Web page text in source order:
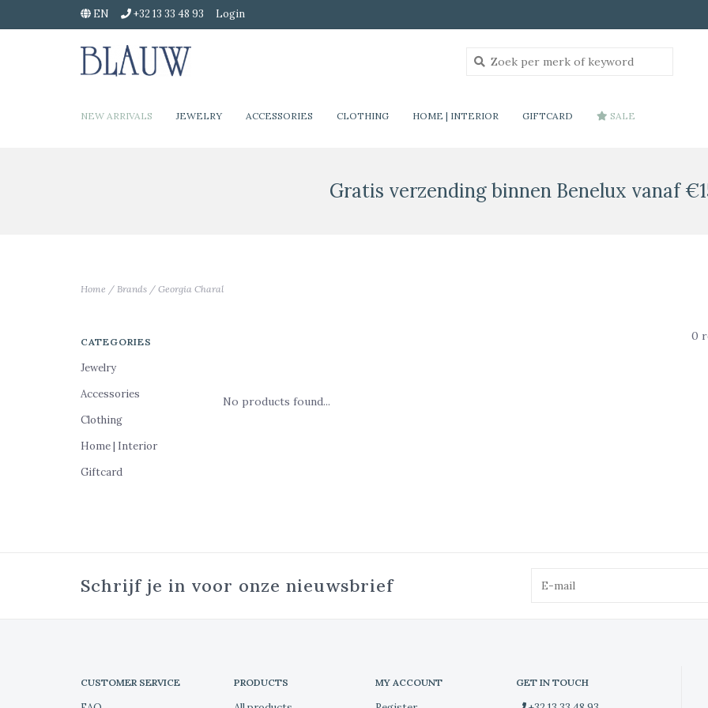
EN +32 13 33 48 93 Login
NEW ARRIVALS JEWELRY ACCESSORIES CLOTHING HOME | INTERIOR GIFTCARD SALE
Gratis verzending binnen Benelux vanaf
Home / Brands / Georgia Charal
CATEGORIES
Jewelry
Accessories
Clothing
Home | Interior
Giftcard
0
No products found...
Schrijf je in voor onze nieuwsbrief
CUSTOMER SERVICE PRODUCTS MY ACCOUNT GET IN TOUCH